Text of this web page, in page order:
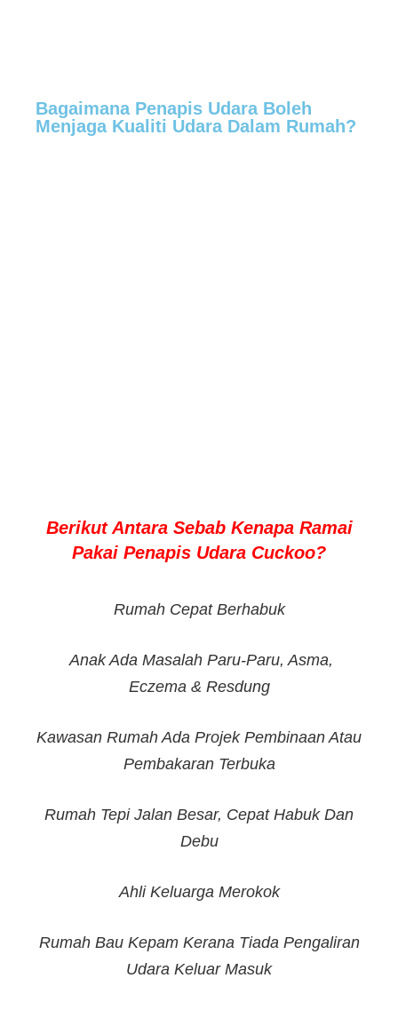
Bagaimana Penapis Udara Boleh
Menjaga Kualiti Udara Dalam Rumah?
Berikut Antara Sebab Kenapa Ramai
Pakai Penapis Udara Cuckoo?
Rumah Cepat Berhabuk
Anak Ada Masalah Paru-Paru, Asma,
Eczema & Resdung
Kawasan Rumah Ada Projek Pembinaan Atau
Pembakaran Terbuka
Rumah Tepi Jalan Besar, Cepat Habuk Dan
Debu
Ahli Keluarga Merokok
Rumah Bau Kepam Kerana Tiada Pengaliran
Udara Keluar Masuk